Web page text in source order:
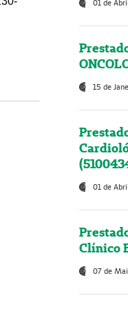
01 de
15 de
01 de
Clínico
07 de